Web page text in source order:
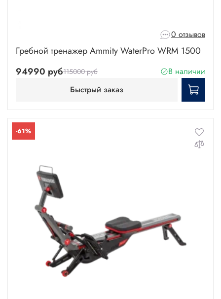
0 отзывов
Гребной тренажер Ammity WaterPro WRM 1500
94990 руб115000 руб
В наличии
Быстрый заказ
-61%